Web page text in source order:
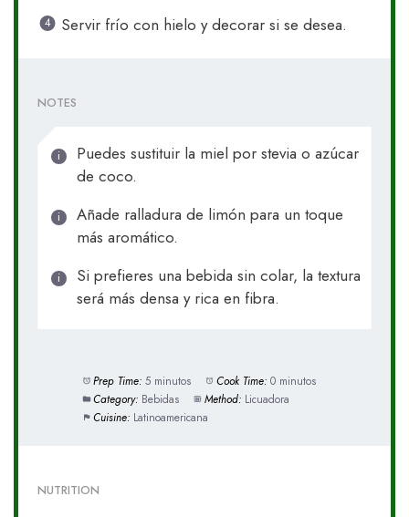
Servir frío con hielo y decorar si se desea.
NOTES
Puedes sustituir la miel por stevia o azúcar
de coco.
Añade ralladura de limón para un toque
más aromático.
Si prefieres una bebida sin colar, la textura
será más densa y rica en fibra.
Prep Time: 5 minutos Cook Time: 0 minutos
Category: Bebidas Method: Licuadora
Cuisine: Latinoamericana
NUTRITION